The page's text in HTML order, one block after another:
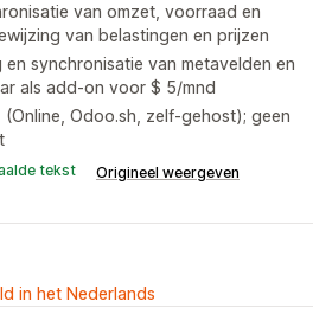
van omzet, voorraad en
van belastingen en prijzen
synchronisatie van metavelden en
als add-on voor $ 5/mnd
Odoo.sh, zelf-gehost); geen
tekst Origineel weergeven
in het Nederlands